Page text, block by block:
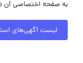
به صفحه اختصاصی آن
لیست آگهی‌های